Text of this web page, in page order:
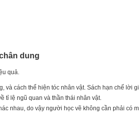
dung
quả.
cách thể hiện tóc nhân vật. Sách hạn chế lời
tỉ lệ ngũ quan và thần thái nhân vật.
nhau, do vậy người học vẽ không cần phải có